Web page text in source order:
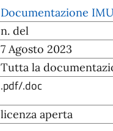
Documentazione
n. del
7 Agosto 2023
Tutta la
.pdf/.doc
licenza aperta